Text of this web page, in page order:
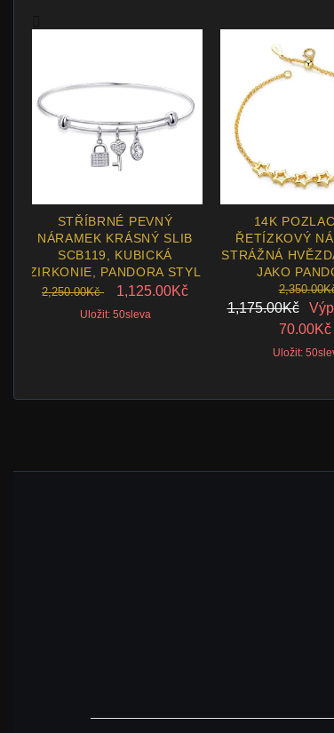
STŘÍBRNÉ PEVNÝ
NÁRAMEK KRÁSNÝ SLIB
SCB119, KUBICKÁ
ZIRKONIE, PANDORA STYL
2,250.00Kč
1,125.00Kč
Uložit: 50sleva
14K
ŘETÍZKOVÝ
STRÁŽNÁ
JAKO
1,175.00Kč
70.00Kč
Uložit: